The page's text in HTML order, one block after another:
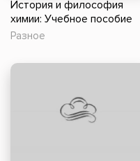
История и философия
химии: Учебное пособие
Разное